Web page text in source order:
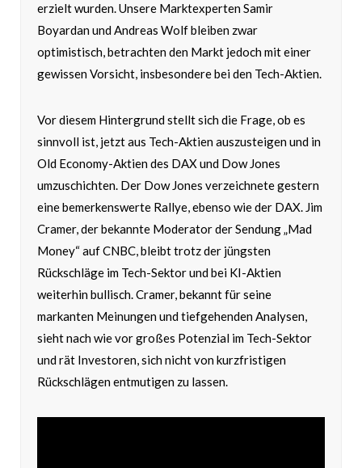
erzielt wurden. Unsere Marktexperten Samir
Boyardan und Andreas Wolf bleiben zwar
optimistisch, betrachten den Markt jedoch mit einer
gewissen Vorsicht, insbesondere bei den Tech-Aktien.
Vor diesem Hintergrund stellt sich die Frage, ob es
sinnvoll ist, jetzt aus Tech-Aktien auszusteigen und in
Old Economy-Aktien des DAX und Dow Jones
umzuschichten. Der Dow Jones verzeichnete gestern
eine bemerkenswerte Rallye, ebenso wie der DAX. Jim
Cramer, der bekannte Moderator der Sendung „Mad
Money“ auf CNBC, bleibt trotz der jüngsten
Rückschläge im Tech-Sektor und bei KI-Aktien
weiterhin bullisch. Cramer, bekannt für seine
markanten Meinungen und tiefgehenden Analysen,
sieht nach wie vor großes Potenzial im Tech-Sektor
und rät Investoren, sich nicht von kurzfristigen
Rückschlägen entmutigen zu lassen.